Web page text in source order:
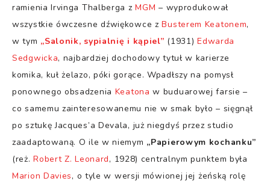
ramienia Irvinga Thalberga zMGM – wyprodukował
wszystkie ówczesne dźwiękowce zBusterem Keatonem,
w tym „Salonik, sypialnię i kąpiel” (1931)Edwarda
Sedgwicka, najbardziej dochodowy tytuł w karierze
komika, kuł żelazo, póki gorące. Wpadłszy na pomysł
ponownego obsadzenia Keatona w buduarowej farsie –
co samemu zainteresowanemu nie w smak było – sięgnął
po sztukę Jacques’a Devala, już niegdyś przez studio
zaadaptowaną. O ile w niemym „Papierowym kochanku”
(reż.Robert Z. Leonard, 1928) centralnym punktem była
Marion Davies, o tyle w wersji mówionej jej żeńską rolę